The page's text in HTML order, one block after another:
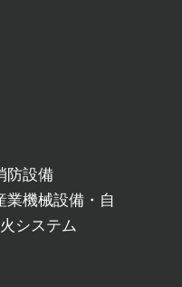
防設備
業機械設備・自
システム